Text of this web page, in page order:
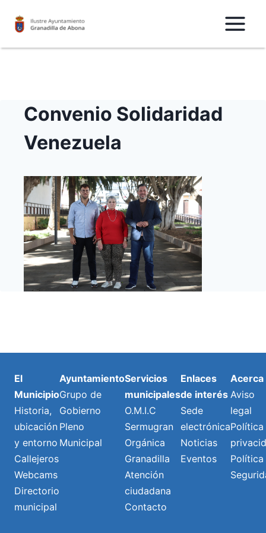
Convenio Solidaridad
Venezuela
El
Municipio
Historia,
ubicación
y entorno
Callejeros
Webcams
Directorio
municipal
Ayuntamiento
Grupo de
Gobierno
Pleno
Municipal
Servicios
municipales
O.M.I.C
Sermugran
Orgánica
Granadilla
Atención
ciudadana
Contacto
Enlaces
de interés
Sede
electrónica
Noticias
Eventos
Acerca
Aviso
legal
Política
Política